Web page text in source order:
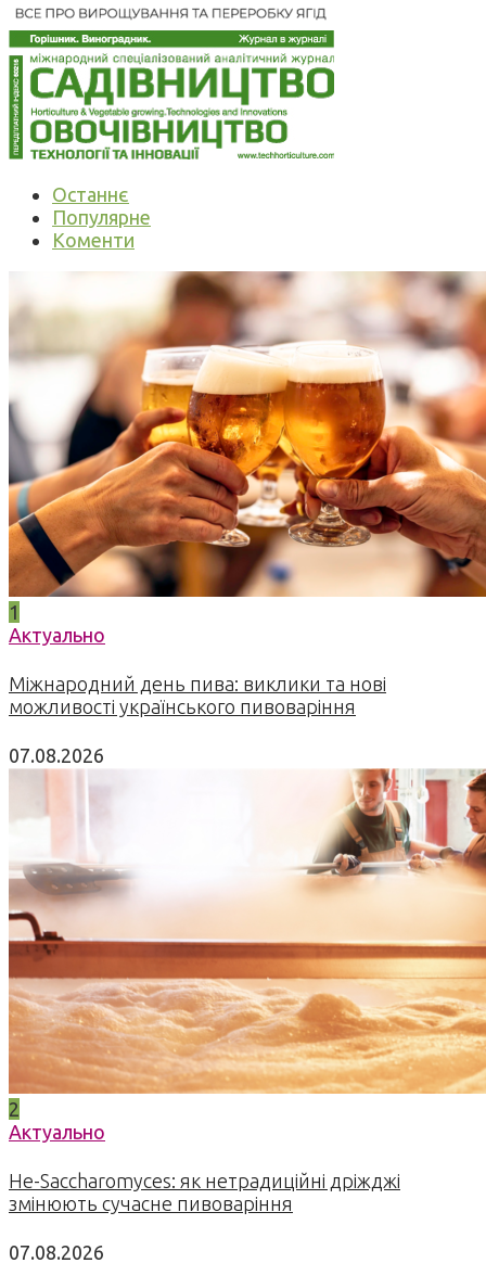
Останнє
Популярне
Коменти
1
Актуально
Міжнародний день пива: виклики та нові
можливості українського пивоваріння
07.08.2026
2
Актуально
Не-Saccharomyces: як нетрадиційні дріжджі
змінюють сучасне пивоваріння
07.08.2026